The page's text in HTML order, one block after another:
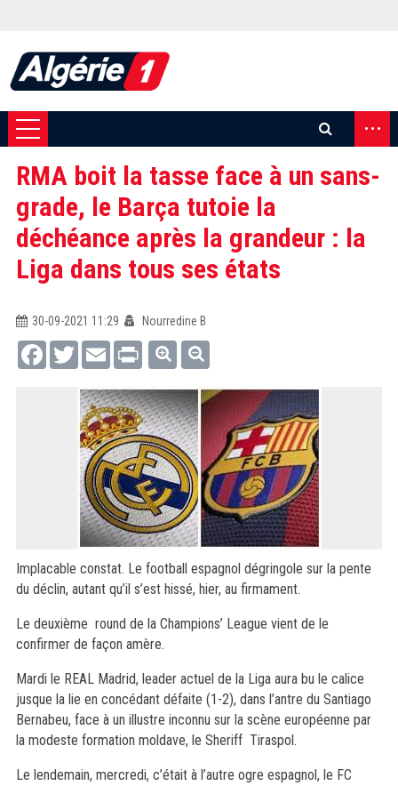
...
RMA boit la tasse face à un sans-
grade, le Barça tutoie la
déchéance après la grandeur : la
Liga dans tous ses états
30-09-2021 11:29
Nourredine B
FacebookTwitterEmail Print
Implacable constat. Le football espagnol dégringole sur la pente
du déclin, autant qu’il s’est hissé, hier, au firmament.
Le deuxième round de la Champions’ League vient de le
confirmer de façon amère.
Mardi le REAL Madrid, leader actuel de la Liga aura bu le calice
jusque la lie en concédant défaite (1-2), dans l’antre du Santiago
Bernabeu, face à un illustre inconnu sur la scène européenne par
la modeste formation moldave, le Sheriff Tiraspol.
Le lendemain, mercredi, c’était à l’autre ogre espagnol, le FC